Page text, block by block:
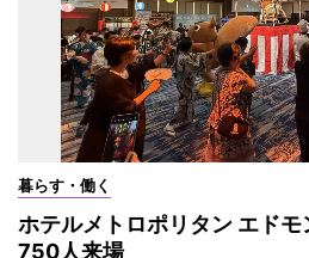
暮らす・働く
ホテルメトロポリタン エド
750人来場